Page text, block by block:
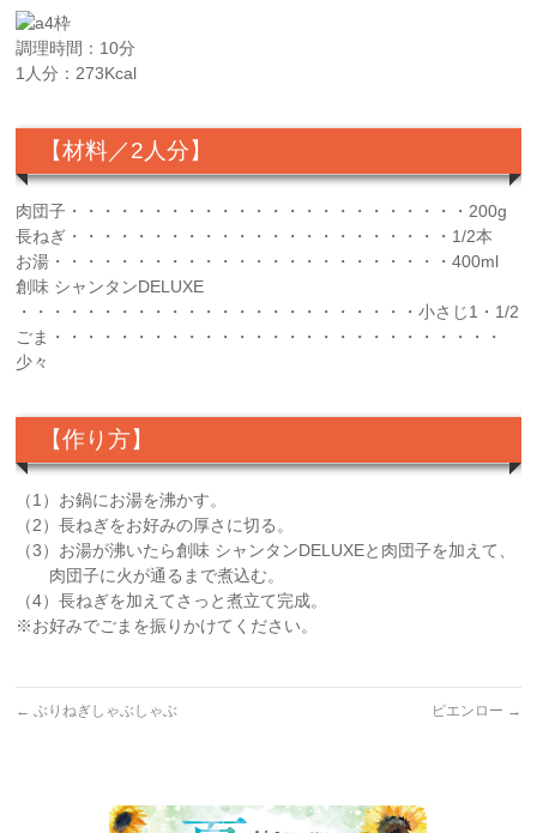
調理時間：10分
1人分：273Kcal
【材料／2人分】
肉団子・・・・・・・・・・・・・・・・・・・・・・・・200g
長ねぎ・・・・・・・・・・・・・・・・・・・・・・・1/2本
お湯・・・・・・・・・・・・・・・・・・・・・・・・400ml
創味 シャンタンDELUXE
・・・・・・・・・・・・・・・・・・・・・・・・小さじ1・1/2
ごま・・・・・・・・・・・・・・・・・・・・・・・・・・・
少々
【作り方】
（1）お鍋にお湯を沸かす。
（2）長ねぎをお好みの厚さに切る。
（3）お湯が沸いたら創味 シャンタンDELUXEと肉団子を加えて、
肉団子に火が通るまで煮込む。
（4）長ねぎを加えてさっと煮立て完成。
※お好みでごまを振りかけてください。
← ぶりねぎしゃぶしゃぶ ピエンロー →